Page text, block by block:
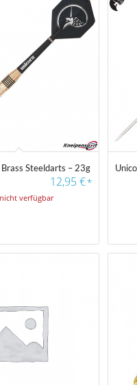
Steeldarts – 23g
12,95€*
verfügbar